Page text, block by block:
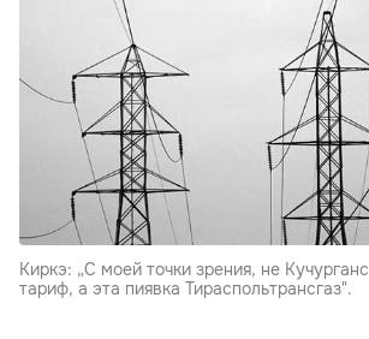
Киркэ: „С моей точки зрения, не
тариф, а эта пиявка Тираспольтрансгаз".